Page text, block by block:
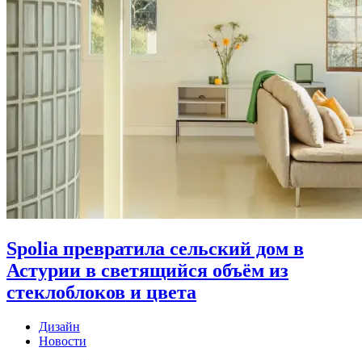
Spolia превратила сельский дом в
Астурии в светящийся объём из
стеклоблоков и цвета
Дизайн
Новости